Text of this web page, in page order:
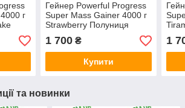
г
Гейнер Powerful Progress
Super Mass Gainer 4000 г
Strawberry Полуниця
1 700₴
Купити
1
та новинки